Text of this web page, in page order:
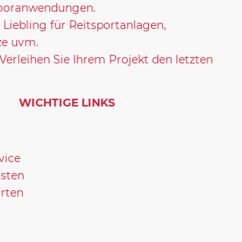
Liebling für Reitsportanlagen,
uvm.
Verleihen Sie Ihrem Projekt den letzten
WICHTIGE LINKS